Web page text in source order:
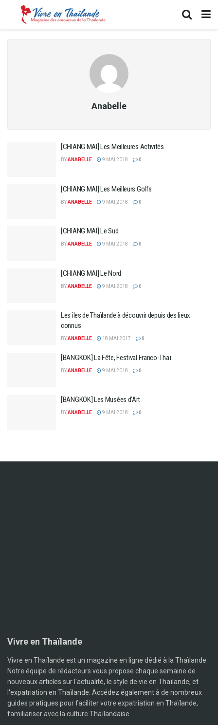
Anabelle
[CHIANG MAI] Les Meilleures Activités
BYANABELLE 9 MAI 2018 0
[CHIANG MAI] Les Meilleurs Golfs
BYANABELLE 9 MAI 2018 0
[CHIANG MAI] Le Sud
BYANABELLE 9 MAI 2018 0
[CHIANG MAI] Le Nord
BYANABELLE 9 MAI 2018 0
Les îles de Thaïlande à découvrir depuis des lieux
connus
BYANABELLE 18 MAI 2017 0
[BANGKOK] La Fête, Festival Franco-Thaï
BYANABELLE 9 MAI 2018 0
[BANGKOK] Les Musées d’Art
BYANABELLE 9 MAI 2018 0
Vivre en Thaïlande
Vivre en Thaïlande est un magazine en ligne dédié à la Thaïlande.
Notre équipe de rédacteurs vous propose chaque semaine de
nouveaux articles sur l'actualité, le style de vie en Thaïlande, et
l'expatriation en Thaïlande. Accédez également à de nombreux
guides pratiques pour faciliter votre expatriation en Thaïlande,
familiariser avec la culture Thaïlandaise